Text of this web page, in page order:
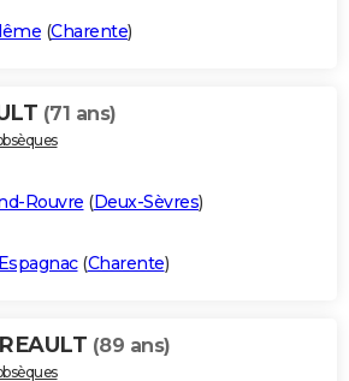
(Charente)
(71 ans)
Rouvre (Deux-Sèvres)
(Charente)
(89 ans)